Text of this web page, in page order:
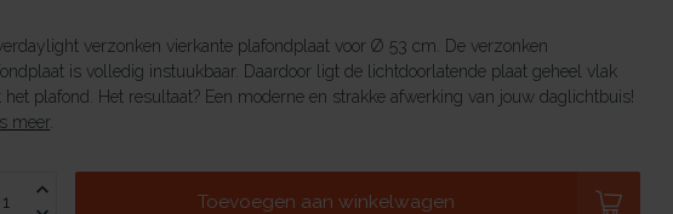
verzonken vierkante plafondplaat voor Ø 53 cm. De verzonken
is volledig instuukbaar. Daardoor ligt de lichtdoorlatende plaat geheel vlak
het plafond. Het resultaat? Een moderne en strakke afwerking van jouw daglichtbuis!
meer.
Toevoegen aan winkelwagen